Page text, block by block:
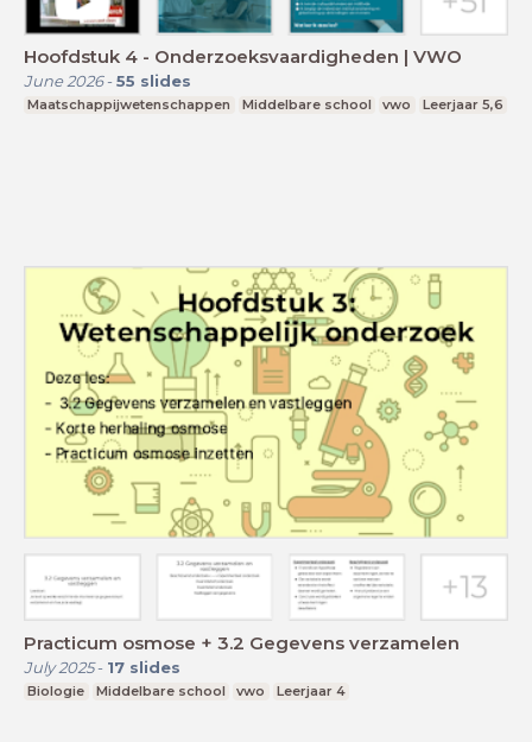
Hoofdstuk 4 - Onderzoeksvaardigheden | VWO
June 2026- 55 slides
Maatschappijwetenschappen Middelbare school vwo Leerjaar 5,6
Practicum osmose + 3.2 Gegevens verzamelen
July 2025- 17 slides
Biologie Middelbare school vwo Leerjaar 4